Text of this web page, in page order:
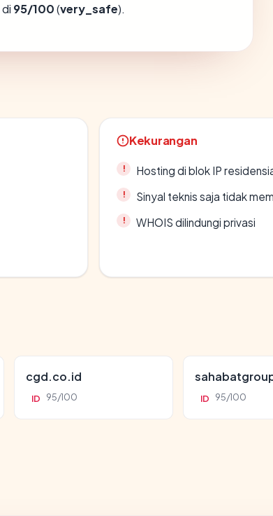
di 95/100(very_safe).
Kekurangan
Hosting di blok IP
Sinyal teknis saja tidak
WHOIS dilindungi privasi
cgd.co.id
ID 95/100 ID 95/100